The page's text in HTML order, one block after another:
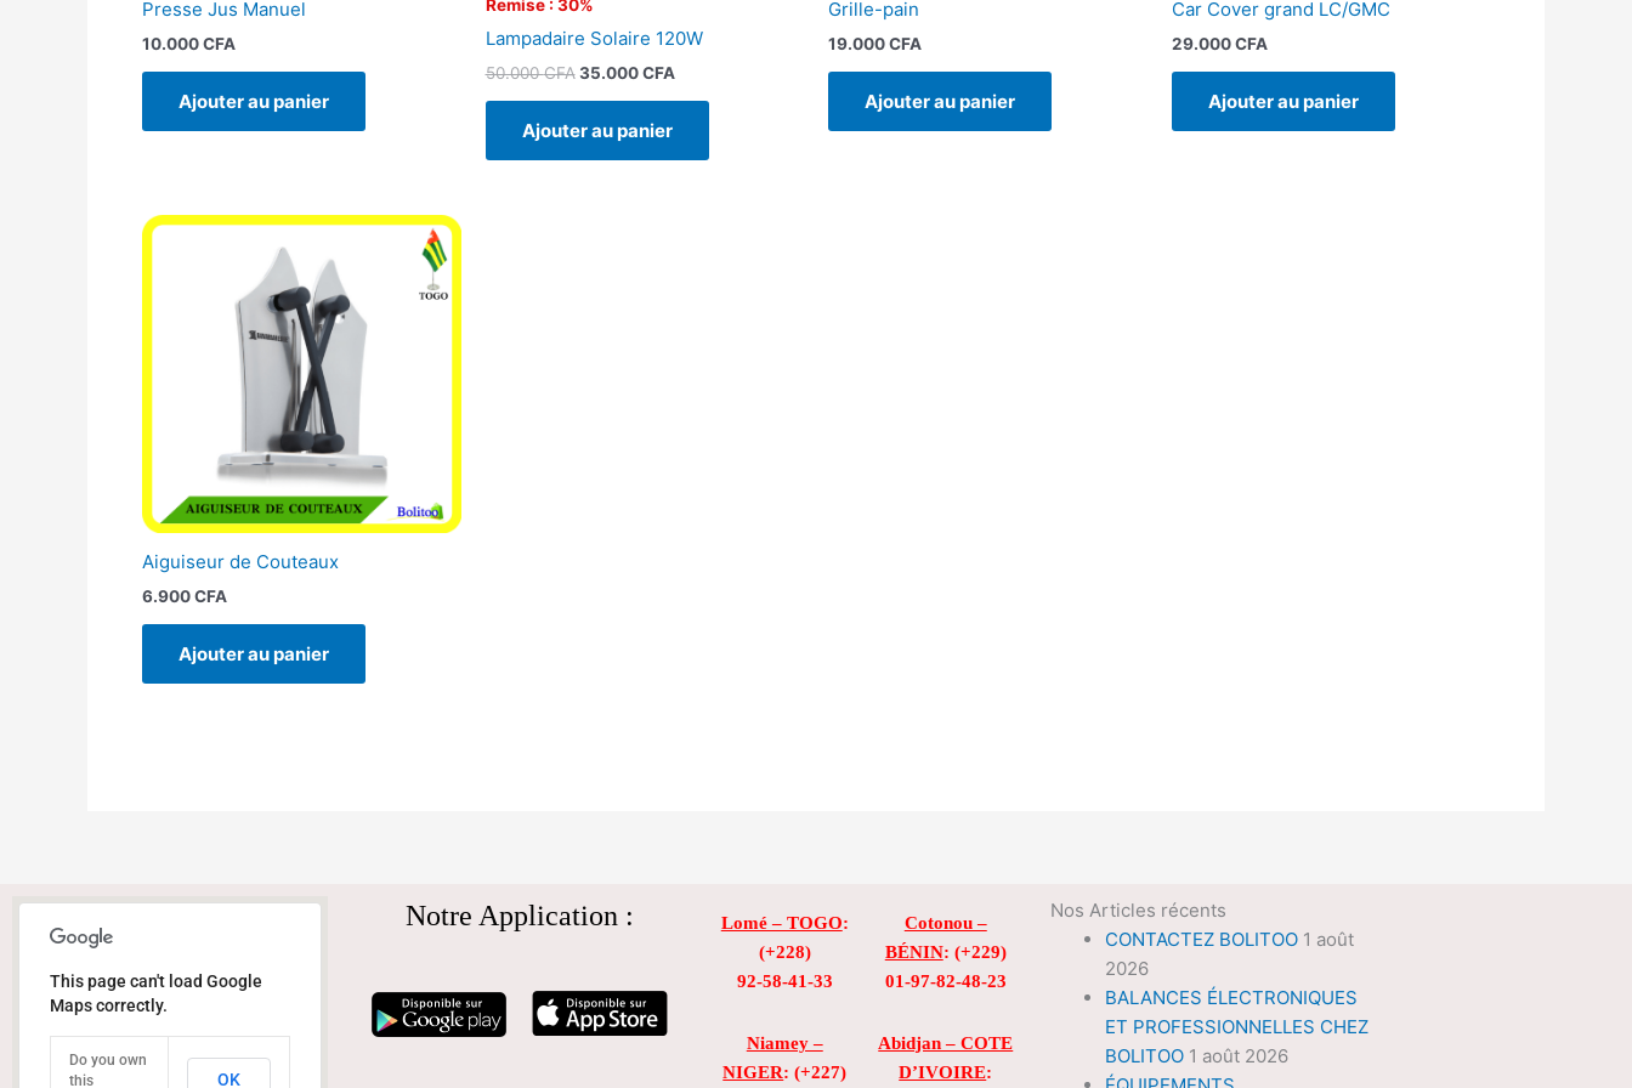
Presse Jus Manuel
10.000CFA
Ajouter au panier
Remise : 30%
Lampadaire Solaire 120W
50.000CFA 35.000CFA
Ajouter au panier
Grille-pain
19.000CFA
Ajouter au panier
Car Cover grand LC/GMC
29.000CFA
Ajouter au panier
Aiguiseur de Couteaux
6.900CFA
Ajouter au panier
This page can't load Google
Maps correctly.
Do you own
this
OK
Notre Application : Lomé – TOGO:
(+228)
92-58-41-33
Niamey –
NIGER: (+227)
Cotonou –
BÉNIN: (+229)
01-97-82-48-23
Abidjan – COTE
D’IVOIRE:
Nos Articles récents
CONTACTEZ BOLITOO 1 août
2026
BALANCES ÉLECTRONIQUES
ET PROFESSIONNELLES CHEZ
BOLITOO 1 août 2026